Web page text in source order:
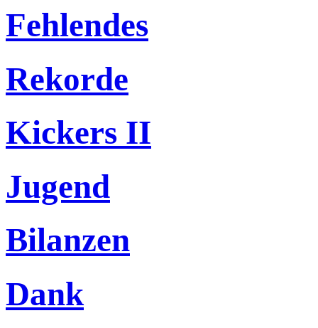
Fehlendes
Rekorde
Kickers II
Jugend
Bilanzen
Dank